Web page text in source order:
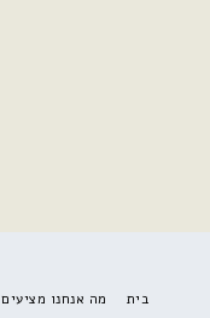
בית מה אנחנו מציעים